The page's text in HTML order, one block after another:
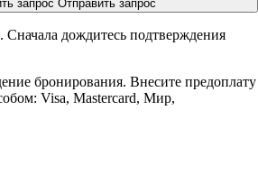
запрос Отправить запрос
дождитесь подтверждения
бронирования. Внесите предоплату
Visa, Mastercard, Мир,